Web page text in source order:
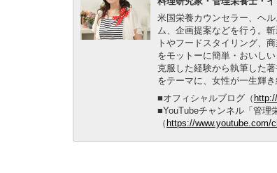
米国栄養カウンセラー、ヘ
ム、企画提案などを行う。
トやフードスタイリング、
をモットーに簡単・おいし
克服した経験から執筆した
をテーマに、女性が一生輝
■オフィシャルブログ（
■YouTubeチャンネル「管理
（ https://www.youtube.com/